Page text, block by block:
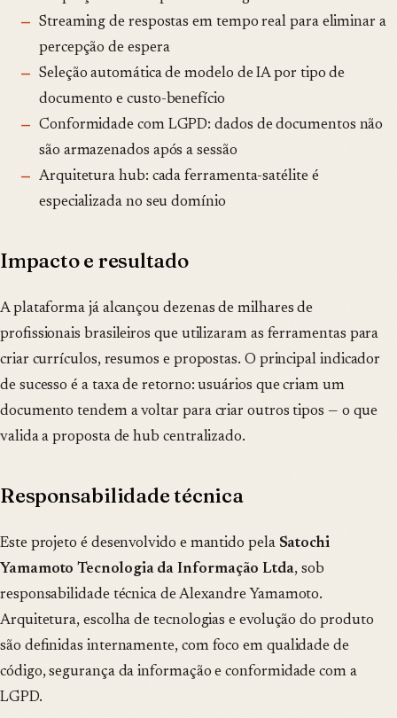
Streaming de respostas em tempo real para eliminar a
percepção de espera
Seleção automática de modelo de IA por tipo de
documento e custo-benefício
Conformidade com LGPD: dados de documentos não
são armazenados após a sessão
Arquitetura hub: cada ferramenta-satélite é
especializada no seu domínio
Impacto e resultado
A plataforma já alcançou dezenas de milhares de
profissionais brasileiros que utilizaram as ferramentas para
criar currículos, resumos e propostas. O principal indicador
de sucesso é a taxa de retorno: usuários que criam um
documento tendem a voltar para criar outros tipos — o que
valida a proposta de hub centralizado.
Responsabilidade técnica
Este projeto é desenvolvido e mantido pela Satochi
Yamamoto Tecnologia da Informação Ltda, sob
responsabilidade técnica de Alexandre Yamamoto.
Arquitetura, escolha de tecnologias e evolução do produto
são definidas internamente, com foco em qualidade de
código, segurança da informação e conformidade com a
LGPD.